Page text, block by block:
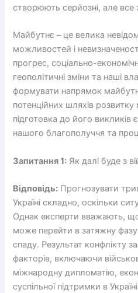
створюють серйозні, але все
Майбутнє – це велика
можливостей і
прогрес, соціально-
геополітичні зміни та наші
формувати напрямок
потенційних шляхів
підготовка до його
нашого благополуччя та
Запитання 1: Як далі буде з
Відповідь: Прогнозувати
Україні складно, оскільки
Однак експерти вважають,
може перейти в затяжну фазу
спаду. Результат конфлікту
факторів, включаючи
міжнародну дипломатію,
суспільної підтримки в